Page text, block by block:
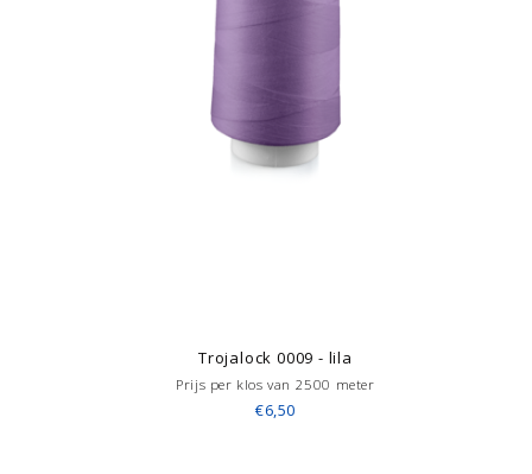
Trojalock 0009 - lila
Prijs per klos van 2500 meter
€6,50